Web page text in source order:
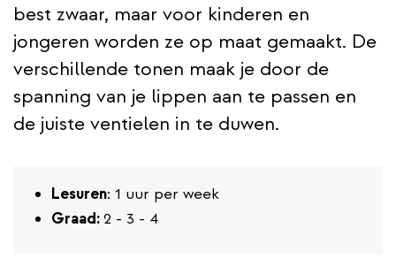
best zwaar, maar voor kinderen en
jongeren worden ze op maat gemaakt. De
verschillende tonen maak je door de
spanning van je lippen aan te passen en
de juiste ventielen in te duwen.
Lesuren: 1 uur per week
Graad:2 - 3 - 4